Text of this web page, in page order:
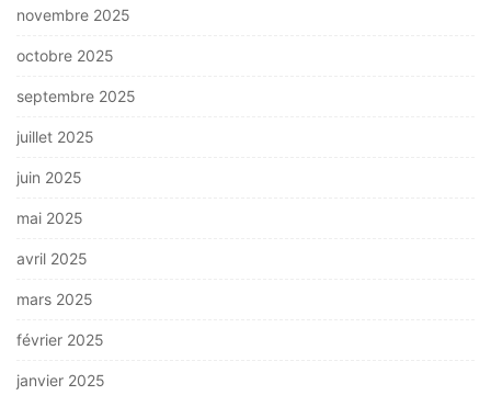
novembre 2025
octobre 2025
septembre 2025
juillet 2025
juin 2025
mai 2025
avril 2025
mars 2025
février 2025
janvier 2025